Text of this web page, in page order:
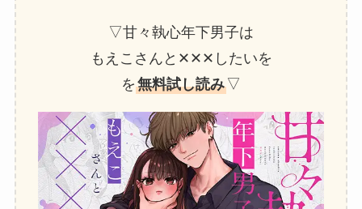
▽甘々執心年下男子は
もえこさんと✕✕✕したいを
を 無料試し読み ▽